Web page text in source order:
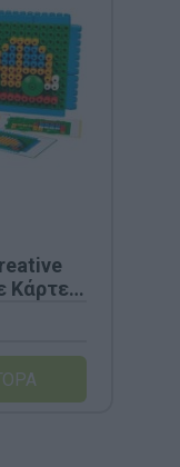
Κάρτες